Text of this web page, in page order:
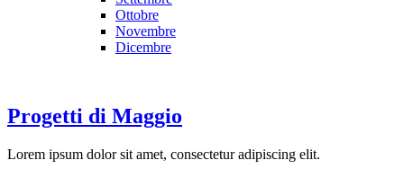
Ottobre
Novembre
Dicembre
Progetti di Maggio
Lorem ipsum dolor sit amet, consectetur adipiscing elit.